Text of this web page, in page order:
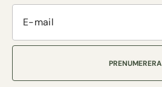
PRENUMERERA